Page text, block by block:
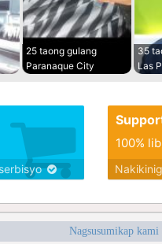
25 taong gulang
Paranaque City
35
Las
100%
Nagsusumikap